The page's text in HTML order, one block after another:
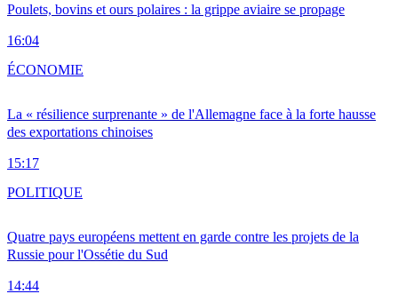
Poulets, bovins et ours polaires : la grippe aviaire se propage
16:04
La « résilience surprenante » de l'Allemagne face à la forte hausse
des exportations chinoises
15:17
ÉCONOMIE
Quatre pays européens mettent en garde contre les projets de la
Russie pour l'Ossétie du Sud
14:44
POLITIQUE